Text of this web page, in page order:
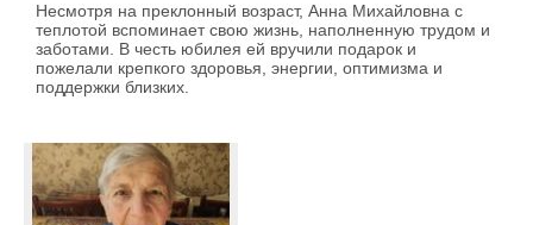
Несмотря на преклонный возраст, Анна Михайловна с
теплотой вспоминает свою жизнь, наполненную трудом и
заботами. В честь юбилея ей вручили подарок и
пожелали крепкого здоровья, энергии, оптимизма и
поддержки близких.